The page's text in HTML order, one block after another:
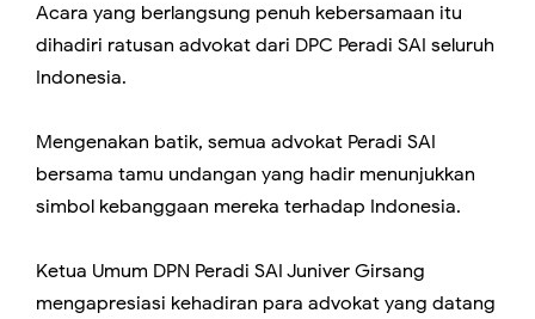
Acara yang berlangsung penuh kebersamaan itu
dihadiri ratusan advokat dari DPC Peradi SAI seluruh
Indonesia.
Mengenakan batik, semua advokat Peradi SAI
bersama tamu undangan yang hadir menunjukkan
simbol kebanggaan mereka terhadap Indonesia.
Ketua Umum DPN Peradi SAI Juniver Girsang
mengapresiasi kehadiran para advokat yang datang